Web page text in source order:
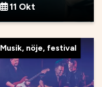
11 Okt
Musik, nöje, festival